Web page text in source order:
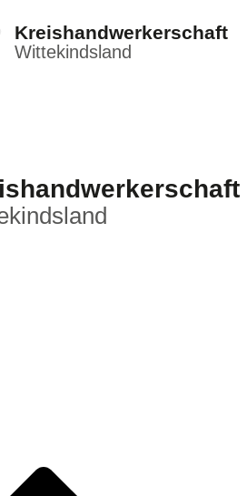
Kreishandwerkerschaft
Wittekindsland